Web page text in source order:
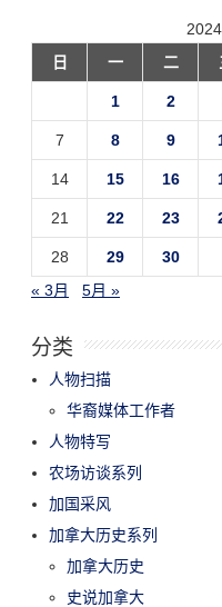
日
一 二
1 2
7 8 9
14 15 16
21 22 23
28 29
30
« 3月
5月 »
分类
人物扫描
华裔媒体工作者
人物特写
农场访谈系列
加国采风
加拿大历史系列
加拿大历史
史说加拿大